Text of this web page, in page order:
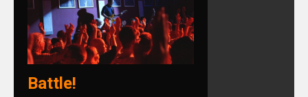
Battle!